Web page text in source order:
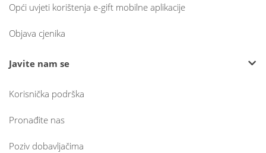
Opći uvjeti korištenja e-gift mobilne aplikacije
Objava cjenika
Javite nam se
Korisnička podrška
Pronađite nas
Poziv dobavljačima